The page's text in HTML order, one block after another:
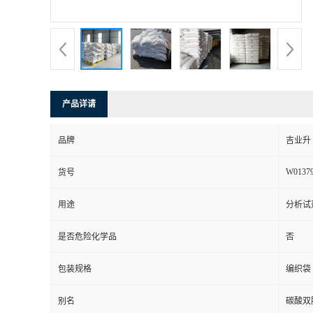
产品详请
品牌 吉业升
货号
用途 分析试
是否危险化学品 否
包装规格 编织袋
别名 碳酸双